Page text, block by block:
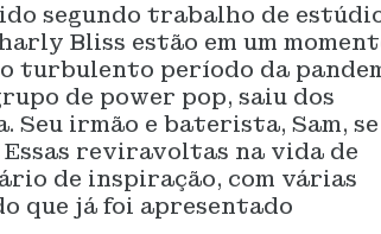
segundo trabalho de
Bliss estão em um
turbulento período da
de power pop, saiu dos
irmão e baterista, Sam, se
reviravoltas na vida de
de inspiração, com várias
que já foi apresentado